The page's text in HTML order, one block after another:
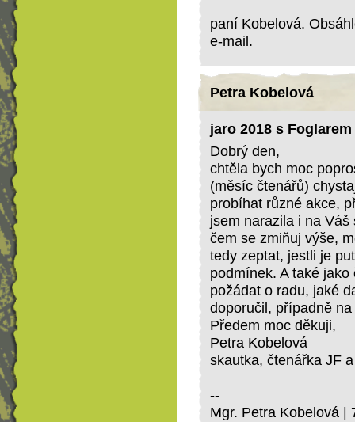
paní Kobelová.
e-mail.
Petra Kobelová
jaro 2018 s Foglarem
Dobrý den,
chtěla bych moc
(měsíc čtenářů)
probíhat různé akce,
jsem narazila i na
čem se zmiňuj výše,
tedy zeptat, jestli je
podmínek. A také
požádat o radu, jaké
doporučil, případně
Předem moc děkuji,
Petra Kobelová
skautka, čtenářka JF
--
Mgr. Petra Kobelová |